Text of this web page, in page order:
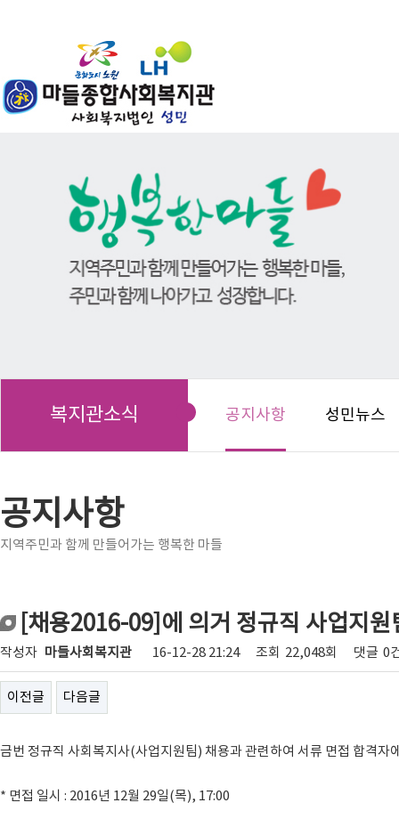
복지관소식 공지사항 성민뉴스
공지사항
지역주민과 함께 만들어가는 행복한 마들
[채용2016-09]에 의거 정규직 사업지
작성자 마들사회복지관 16-12-28 21:24 조회 22,048회 댓글 0
이전글 다음글
금번 정규직 사회복지사(사업지원팀) 채용과 관련하여 서류 면접 합격
* 면접 일시 : 2016년 12월 29일(목), 17:00